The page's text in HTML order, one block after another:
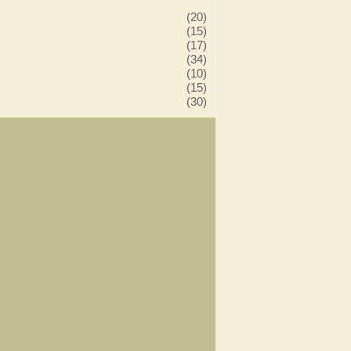
(20)
(15)
(17)
(34)
(10)
(15)
(30)